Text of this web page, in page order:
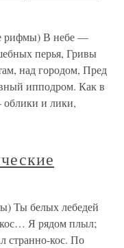
В небе —
перья, Гривы
над городом, Пред
ипподром. Как в
и лики,
Ты белых лебедей
Я рядом плыл;
странно-кос. По